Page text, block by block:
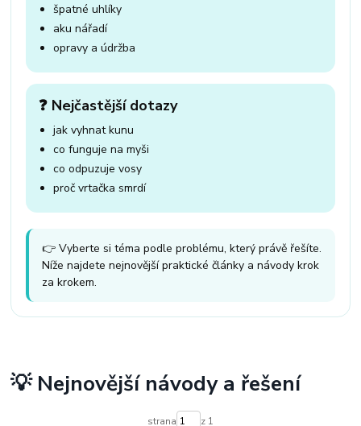
špatné uhlíky
aku nářadí
opravy a údržba
❓ Nejčastější dotazy
jak vyhnat kunu
co funguje na myši
co odpuzuje vosy
proč vrtačka smrdí
👉 Vyberte si téma podle problému, který právě řešíte.
Níže najdete nejnovější praktické články a návody krok
za krokem.
💡 Nejnovější návody a řešení
strana z 1